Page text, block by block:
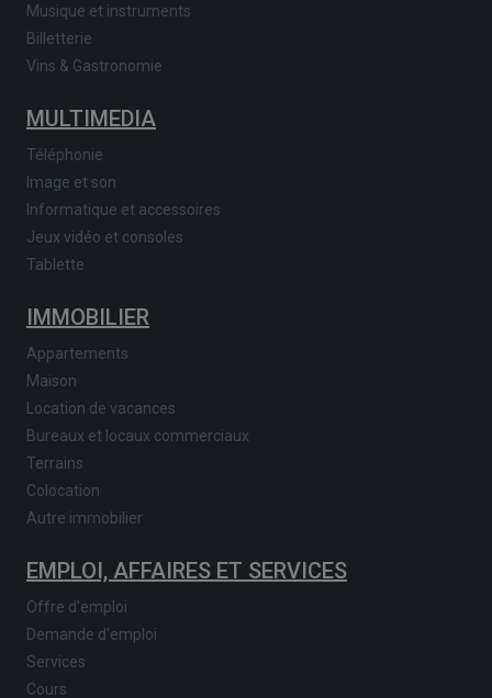
Musique et instruments
Billetterie
Vins & Gastronomie
MULTIMEDIA
Téléphonie
Image et son
Informatique et accessoires
Jeux vidéo et consoles
Tablette
IMMOBILIER
Appartements
Maison
Location de vacances
Bureaux et locaux commerciaux
Terrains
Colocation
Autre immobilier
EMPLOI, AFFAIRES ET SERVICES
Offre d'emploi
Demande d'emploi
Services
Cours